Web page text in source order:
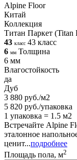
Alpine Floor
Китай
Коллекция
Титан Паркет (Titan
43 класс 43 класс
6 мм Толщина
6 мм
Влагостойкость
да
Дуб
3 880 руб./м2
5 820 руб./упаковка
1 упаковка = 1.5 м2
Встречайте Alpine
эталонное
ценит...подробнее
Площадь пола, м2